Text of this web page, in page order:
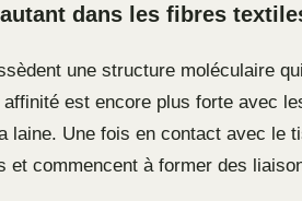
dans les fibres
une structure moléculaire
est encore plus forte avec
laine. Une fois en contact avec le
et commencent à former des